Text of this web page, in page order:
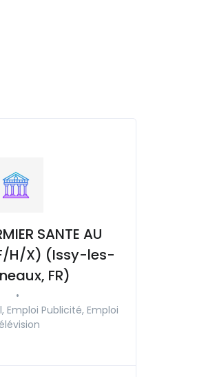
SANTE AU
H/X) (Issy-les-
FR)
•
Emploi Publicité, Emploi